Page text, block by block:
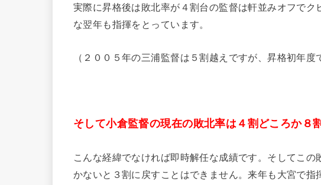
実際に昇格後は敗北率が４割台の監督は軒並みオフで
な翌年も指揮をとっています。
（２００５年の三浦監督は５割越えですが、昇格初年度
そして小倉監督の現在の敗北率は４割どころか８
こんな経緯でなければ即時解任な成績です。そしてこ
かないと３割に戻すことはできません。来年も大宮で指